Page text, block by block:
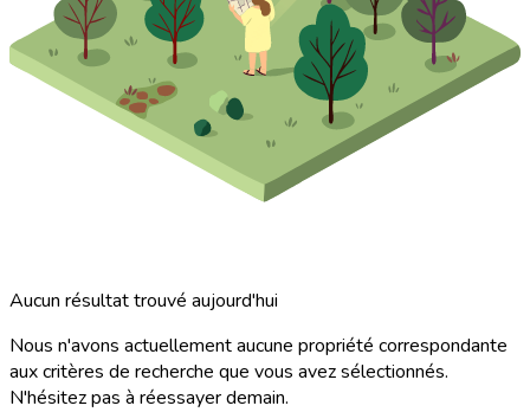
Aucun résultat trouvé aujourd'hui
Nous n'avons actuellement aucune propriété correspondante
aux critères de recherche que vous avez sélectionnés.
N'hésitez pas à réessayer demain.